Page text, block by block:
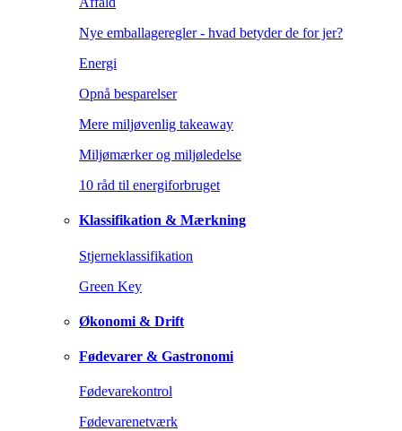
Nye emballageregler - hvad betyder de for jer?
Energi
Opnå besparelser
Mere miljøvenlig takeaway
Miljømærker og miljøledelse
10 råd til energiforbruget
Klassifikation & Mærkning
Stjerneklassifikation
Green Key
Økonomi & Drift
Fødevarer & Gastronomi
Fødevarekontrol
Fødevarenetværk